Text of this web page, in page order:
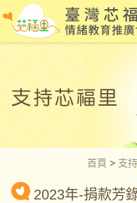
首頁 >支
2023年-捐款芳